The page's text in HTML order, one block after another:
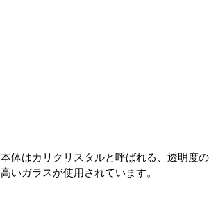
本体はカリクリスタルと呼ばれる、透明度の
高いガラスが使用されています。